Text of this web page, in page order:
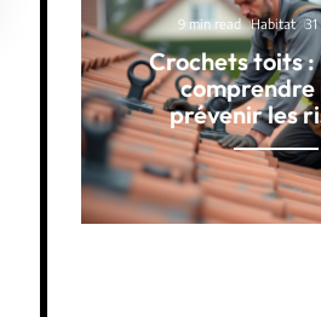
9 min read Habitat 31
Crochets toits :
comprendre
prévenir les